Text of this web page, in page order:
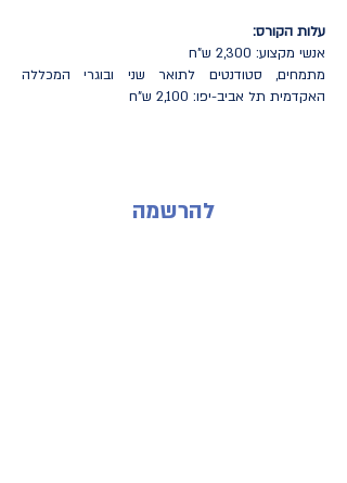
עלות הקורס:
אנשי מקצוע: 2,300 ש"ח
מתמחים, סטודנטים לתואר שני ובוגרי המכללה
האקדמית תל אביב-יפו: 2,100 ש"ח
להרשמה